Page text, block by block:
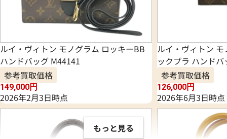
ルイ・ヴィトン モノグラム ロッキーBB
ハンドバッグ M44141
参考買取価格
149,000円
2026年2月3日時点
ルイ・ヴィトン
ックプラ ハンド
参考買取価格
126,000円
2026年6月3日時点
もっと見る